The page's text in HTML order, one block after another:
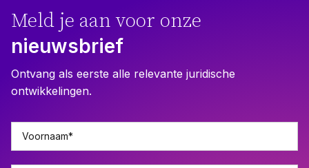
Meld je aan voor onze
nieuwsbrief
Ontvang als eerste alle relevante juridische
ontwikkelingen.
Voornaam*